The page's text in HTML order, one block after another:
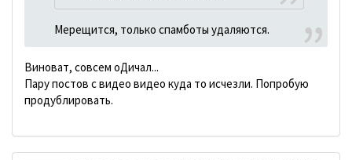
Мерещится, только спамботы удаляются.
Виноват, совсем оДичал...
Пару постов с видео видео куда то исчезли. Попробую
продублировать.